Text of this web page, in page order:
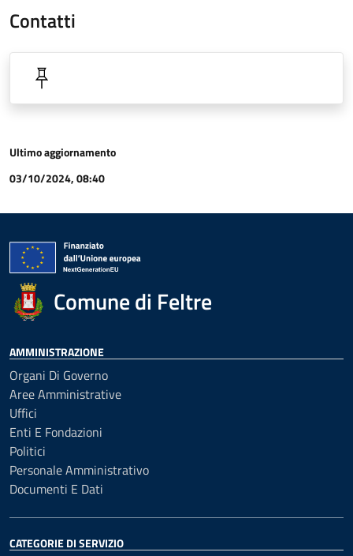
Contatti
Ultimo aggiornamento
03/10/2024, 08:40
Comune di Feltre
AMMINISTRAZIONE
Organi Di Governo
Aree Amministrative
Uffici
Enti E Fondazioni
Politici
Personale Amministrativo
Documenti E Dati
CATEGORIE DI SERVIZIO